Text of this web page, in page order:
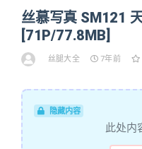
丝慕写真 SM121
[71P/77.8MB]
丝腿大全 7年前
隐藏内容
此处内